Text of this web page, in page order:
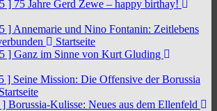
] 75 Jahre Gerd Zewe – happy birthay!
] Annemarie und Nino Fontanin: Zeitlebens
Startseite
] Ganz im Sinne von Kurt Gluding
] Seine Mission: Die Offensive der Borussia
Startseite
] Borussia-Kulisse: Neues aus dem Ellenfeld